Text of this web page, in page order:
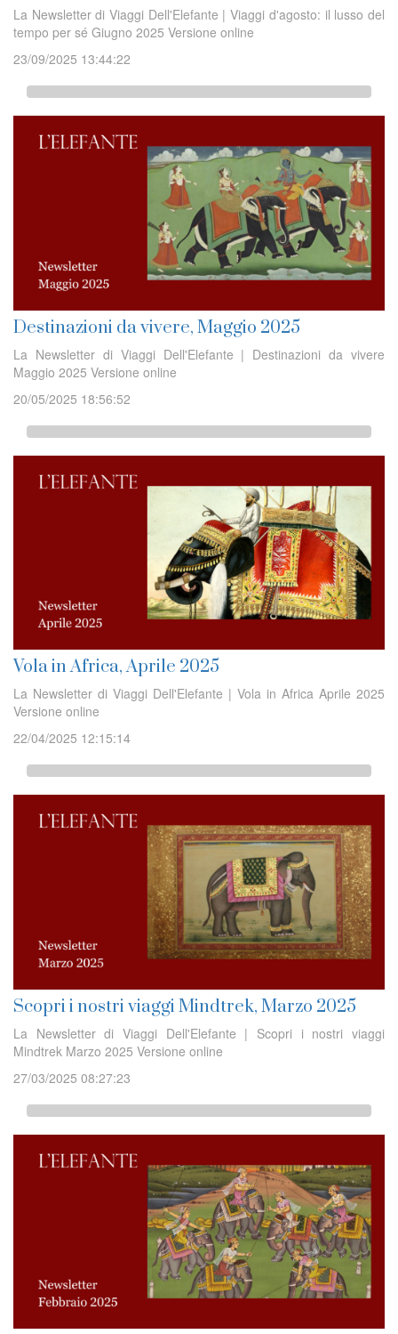
La Newsletter di Viaggi Dell'Elefante | Viaggi d'agosto: il lusso del
tempo per sé Giugno 2025 Versione online
23/09/2025 13:44:22
Destinazioni da vivere, Maggio 2025
La Newsletter di Viaggi Dell'Elefante | Destinazioni da vivere
Maggio 2025 Versione online
20/05/2025 18:56:52
Vola in Africa, Aprile 2025
La Newsletter di Viaggi Dell'Elefante | Vola in Africa Aprile 2025
Versione online
22/04/2025 12:15:14
Scopri i nostri viaggi Mindtrek, Marzo 2025
La Newsletter di Viaggi Dell'Elefante | Scopri i nostri viaggi
Mindtrek Marzo 2025 Versione online
27/03/2025 08:27:23